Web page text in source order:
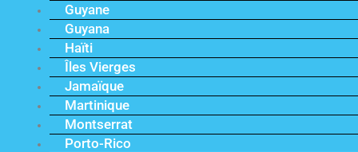
Guyane
Guyana
Haïti
Îles Vierges
Jamaïque
Martinique
Montserrat
Porto-Rico